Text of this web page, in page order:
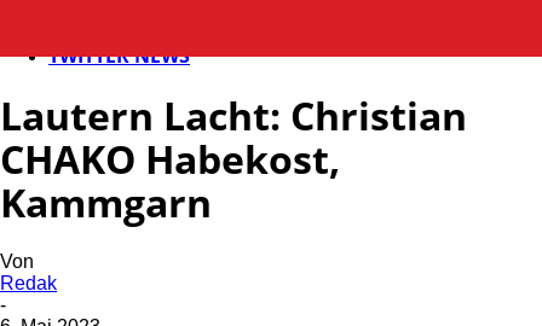
TWITTER NEWS
Lautern Lacht: Christian
CHAKO Habekost,
Kammgarn
Von
Redak
-